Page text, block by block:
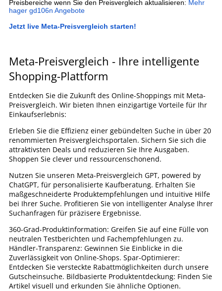
Preisbereiche wenn Sie den Preisvergleich aktualisieren: Mehr
hager gd106n Angebote
Jetzt live Meta-Preisvergleich starten!
Meta-Preisvergleich - Ihre intelligente
Shopping-Plattform
Entdecken Sie die Zukunft des Online-Shoppings mit Meta-
Preisvergleich. Wir bieten Ihnen einzigartige Vorteile für Ihr
Einkaufserlebnis:
Erleben Sie die Effizienz einer gebündelten Suche in über 20
renommierten Preisvergleichsportalen. Sichern Sie sich die
attraktivsten Deals und reduzieren Sie Ihre Ausgaben.
Shoppen Sie clever und ressourcenschonend.
Nutzen Sie unseren Meta-Preisvergleich GPT, powered by
ChatGPT, für personalisierte Kaufberatung. Erhalten Sie
maßgeschneiderte Produktempfehlungen und intuitive Hilfe
bei Ihrer Suche. Profitieren Sie von intelligenter Analyse Ihrer
Suchanfragen für präzisere Ergebnisse.
360-Grad-Produktinformation: Greifen Sie auf eine Fülle von
neutralen Testberichten und Fachempfehlungen zu.
Händler-Transparenz: Gewinnen Sie Einblicke in die
Zuverlässigkeit von Online-Shops. Spar-Optimierer:
Entdecken Sie versteckte Rabattmöglichkeiten durch unsere
Gutscheinsuche. Bildbasierte Produktentdeckung: Finden Sie
Artikel visuell und erkunden Sie ähnliche Optionen.